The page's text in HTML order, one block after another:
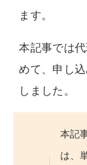
ます。
本記事では
めて、申し
しました。
本記
は、